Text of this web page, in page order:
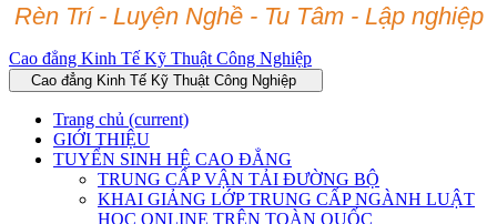
Rèn Trí - Luyện Nghề - Tu Tâm - Lập nghiệp
Cao đẳng Kinh Tế Kỹ Thuật Công Nghiệp
Cao đẳng Kinh Tế Kỹ Thuật Công Nghiệp
Trang chủ (current)
GIỚI THIỆU
TUYỂN SINH HỆ CAO ĐẲNG
TRUNG CẤP VẬN TẢI ĐƯỜNG BỘ
KHAI GIẢNG LỚP TRUNG CẤP NGÀNH LUẬT
HỌC ONLINE TRÊN TOÀN QUỐC